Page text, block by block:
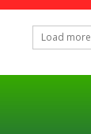
Load more